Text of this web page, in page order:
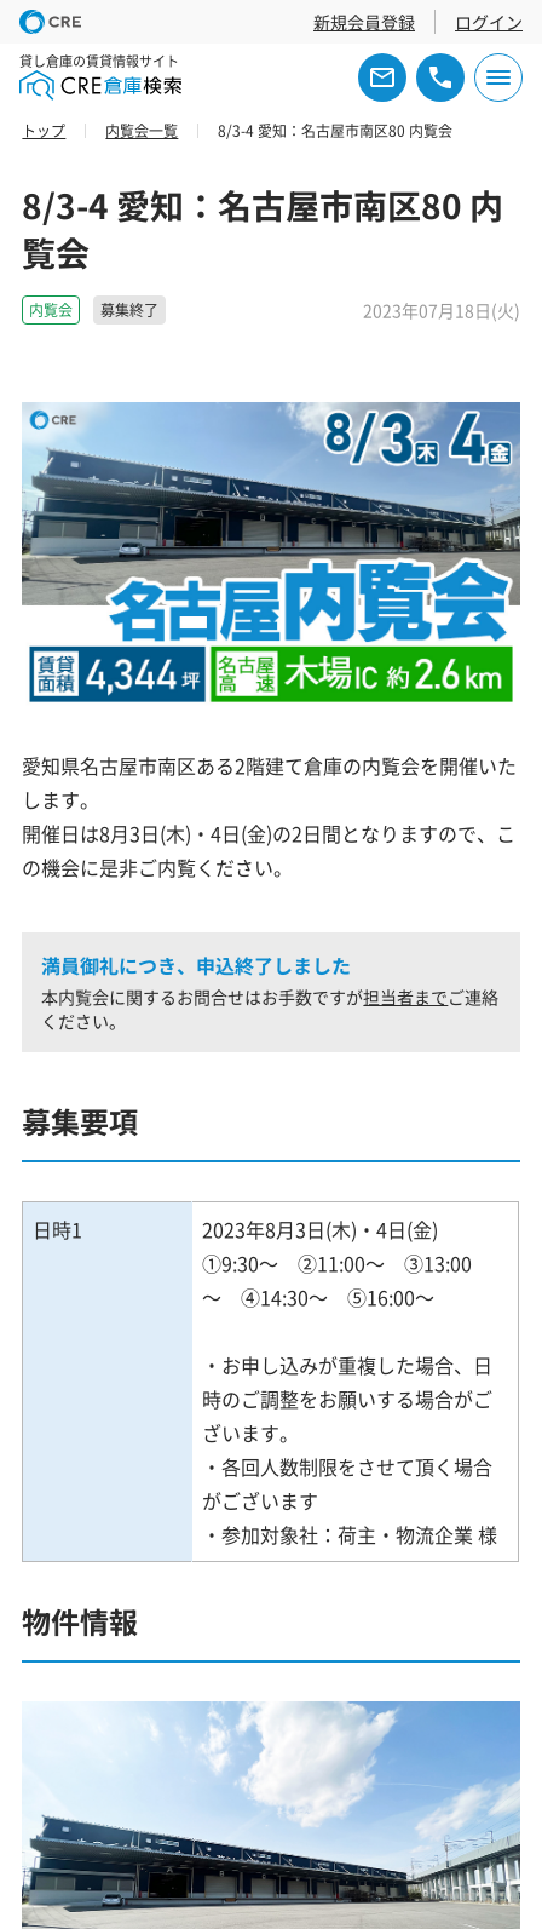
新規会員登録 ログイン
貸し倉庫の賃貸情報サイト
トップ 内覧会一覧 8/3-4 愛知：名古屋市南区80 内覧会
8/3-4 愛知：名古屋市南区80 内
覧会
内覧会 募集終了 2023年07月18日(火)
愛知県名古屋市南区ある2階建て倉庫の内覧会を開催いた
します。
開催日は8月3日(木)・4日(金)の2日間となりますので、こ
の機会に是非ご内覧ください。
満員御礼につき、申込終了しました
本内覧会に関するお問合せはお手数ですが担当者までご連絡
ください。
募集要項
日時1
2023年8月3日(木)・4日(金)
①9:30～ ②11:00～ ③13:00
～ ④14:30～ ⑤16:00～
・お申し込みが重複した場合、日
時のご調整をお願いする場合がご
ざいます。
・各回人数制限をさせて頂く場合
がございます
・参加対象社：荷主・物流企業 様
物件情報